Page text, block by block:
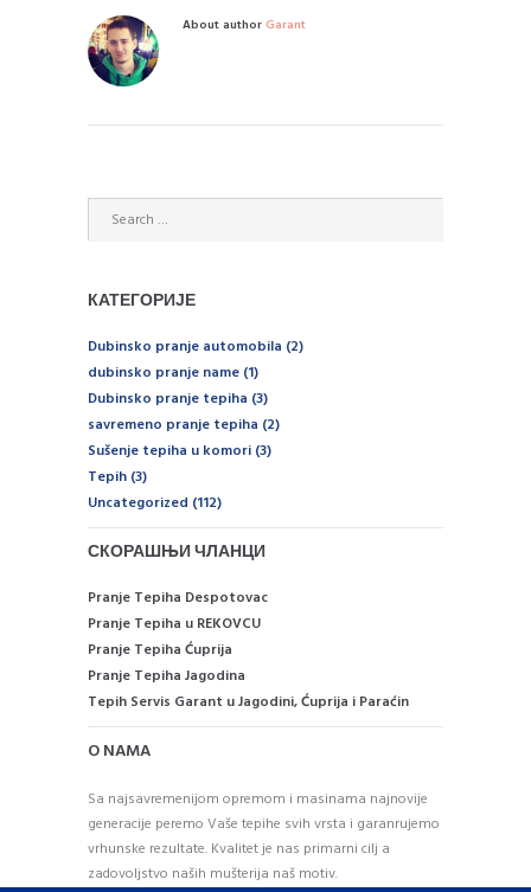
About author Garant
КАТЕГОРИЈЕ
Dubinsko pranje automobila (2)
dubinsko pranje name (1)
Dubinsko pranje tepiha (3)
savremeno pranje tepiha (2)
Sušenje tepiha u komori (3)
Tepih (3)
Uncategorized (112)
СКОРАШЊИ ЧЛАНЦИ
Pranje Tepiha Despotovac
Pranje Tepiha u REKOVCU
Pranje Tepiha Ćuprija
Pranje Tepiha Jagodina
Tepih Servis Garant u Jagodini, Ćuprija i Paraćin
O NAMA
Sa najsavremenijom opremom i masinama najnovije
generacije peremo Vaše tepihe svih vrsta i garanrujemo
vrhunske rezultate. Kvalitet je nas primarni cilj a
zadovoljstvo naših mušterija naš motiv.